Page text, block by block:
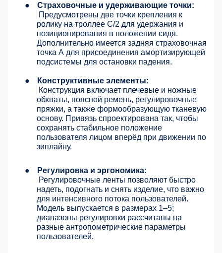
●
Страховочные и удерживающие точки:
Предусмотрены две точки крепления к
ролику на троллее C/2 для удержания и
позиционирования в положении сидя.
Дополнительно имеется задняя страховочная
точка А для присоединения амортизирующей
подсистемы для остановки падения.
●
Конструктивные элементы:
Конструкция включает плечевые и ножные
обхваты, поясной ремень, регулировочные
пряжки, а также формообразующую тканевую
основу. Привязь спроектирована так, чтобы
сохранять стабильное положение
пользователя лицом вперёд при движении по
зиплайну.
●
Регулировка и эргономика:
Регулировочные ленты позволяют быстро
надеть, подогнать и снять изделие, что важно
для интенсивного потока пользователей.
Модель выпускается в размерах 1–5;
диапазоны регулировки рассчитаны на
разные антропометрические параметры
пользователей.